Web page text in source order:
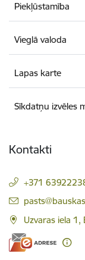
Piekļūstamība
Vieglā valoda
Lapas karte
Sīkdatņu izvēles
Kontakti
+371
E-pasts:
Uzvaras iela 1,